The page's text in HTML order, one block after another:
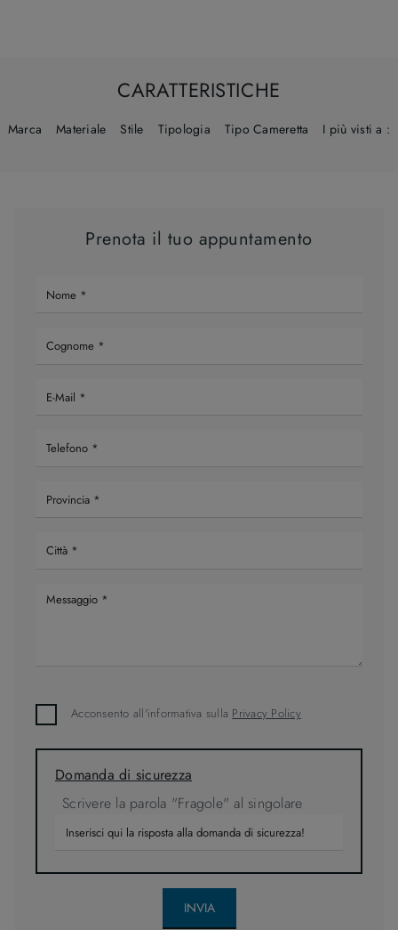
CARATTERISTICHE
Marca Materiale Stile Tipologia Tipo Cameretta I più visti a :
Prenota il tuo appuntamento
Acconsento all'informativa sulla Privacy Policy
Domanda di sicurezza
Scrivere la parola "Fragole" al singolare
INVIA